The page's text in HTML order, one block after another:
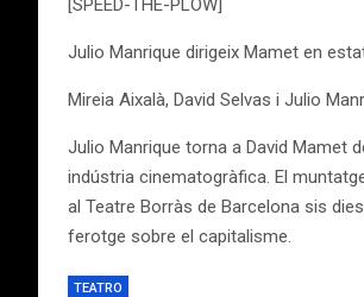
[SPEED-THE-PLOW]
Julio Manrique dirigeix Mamet en
Mireia Aixalà, David Selvas i Julio
Julio Manrique torna a David Mamet
indústria cinematogràfica. El
al Teatre Borràs de Barcelona sis
ferotge sobre el capitalisme.
TEATRO